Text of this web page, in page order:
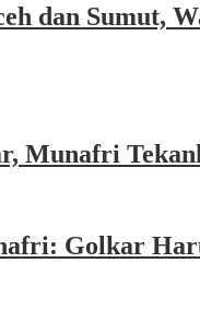
dan Sumut,
Munafri
Golkar